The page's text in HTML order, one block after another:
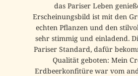
das Pariser Leben
Erscheinungsbild ist mit den
echten Pflanzen und den
sehr stimmig und einladend.
Pariser Standard, dafür
Qualität geboten: Mein
Erdbeerkonfitüre war vom